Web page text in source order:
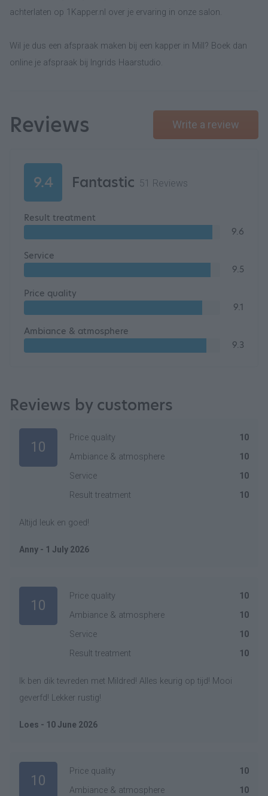
achterlaten op 1Kapper.nl over je ervaring in onze salon.
Wil je dus een afspraak maken bij een kapper in Mill? Boek dan
online je afspraak bij Ingrids Haarstudio.
Reviews Write a review
9.4 Fantastic 51 Reviews
Result treatment
9.6
Service
9.5
Price quality
9.1
Ambiance & atmosphere
9.3
Reviews by customers
10
Price quality
10
Ambiance & atmosphere
10
Service
10
Result treatment
10
Altijd leuk en goed!
Anny - 1 July 2026
10
Price quality
10
Ambiance & atmosphere
10
Service
10
Result treatment
10
Ik ben dik tevreden met Mildred! Alles keurig op tijd! Mooi
geverfd! Lekker rustig!
Loes - 10 June 2026
10
Price quality
10
Ambiance & atmosphere
10